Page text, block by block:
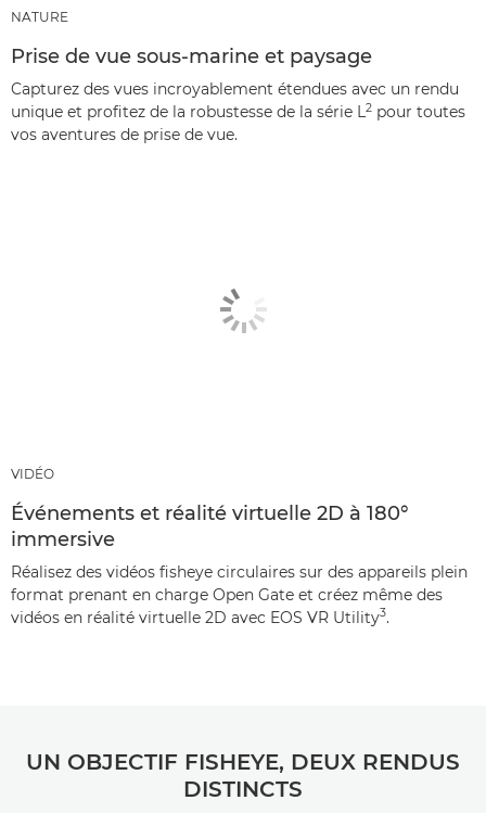
NATURE
Prise de vue sous-marine et paysage
Capturez des vues incroyablement étendues avec un rendu
unique et profitez de la robustesse de la série L2 pour toutes
vos aventures de prise de vue.
VIDÉO
Événements et réalité virtuelle 2D à 180°
immersive
Réalisez des vidéos fisheye circulaires sur des appareils plein
format prenant en charge Open Gate et créez même des
vidéos en réalité virtuelle 2D avec EOS VR Utility3.
UN OBJECTIF FISHEYE, DEUX RENDUS
DISTINCTS